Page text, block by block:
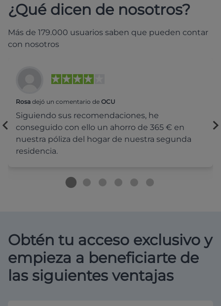
¿Qué dicen de nosotros?
Más de 179.000 usuarios saben que pueden contar
con nosotros
Rosa dejó un comentario de OCU
Siguiendo sus recomendaciones, he
conseguido con ello un ahorro de 365 € en
nuestra póliza del hogar de nuestra segunda
residencia.
Obtén tu acceso exclusivo y
empieza a beneficiarte de
las siguientes ventajas